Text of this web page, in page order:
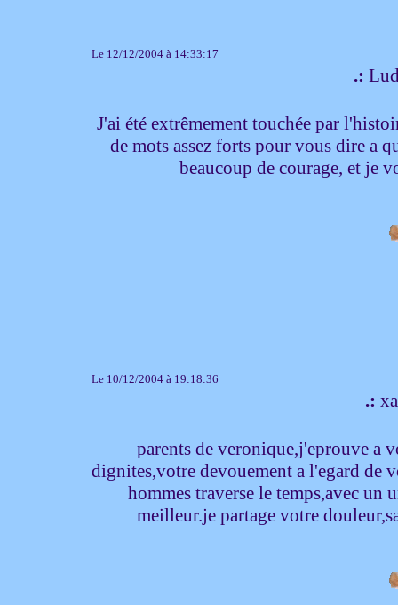
Le 12/12/2004 à 14:33:17
.:
J'ai été extrêmement touchée par
de mots assez forts pour vous dire a
beaucoup de courage, et je
Le 10/12/2004 à 19:18:36
.:
parents de veronique,j'eprouve a
dignites,votre devouement a l'egard de
hommes traverse le temps,avec un
meilleur.je partage votre